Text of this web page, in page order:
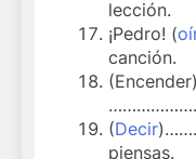
lección.
¡Pedro! (
canción.
(Encender)
(Decir
piensas.